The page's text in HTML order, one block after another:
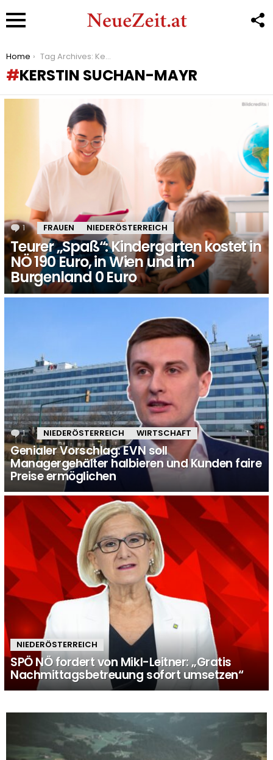
You are here:
Home Tag Archives: Kerstin Suchan-Mayr
KERSTIN SUCHAN-MAYR
1 Kommentar
FRAUEN NIEDERÖSTERREICH
Teurer „Spaß“: Kindergarten kostet in
NÖ 190 Euro, in Wien und im
Burgenland 0 Euro
1 Kommentar
NIEDERÖSTERREICH WIRTSCHAFT
Genialer Vorschlag: EVN soll
Managergehälter halbieren und Kunden faire
Preise ermöglichen
NIEDERÖSTERREICH
SPÖ NÖ fordert von Mikl-Leitner: „Gratis
Nachmittagsbetreuung sofort umsetzen“